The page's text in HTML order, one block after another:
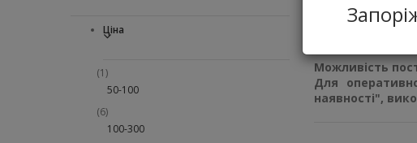
Ціна
50-100
(1)
100-300
(6)
Можливість
Для
наявності",